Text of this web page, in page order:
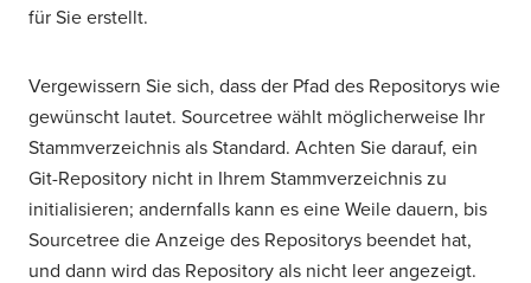
für Sie erstellt.
Vergewissern Sie sich, dass der Pfad des Repositorys wie
gewünscht lautet. Sourcetree wählt möglicherweise Ihr
Stammverzeichnis als Standard. Achten Sie darauf, ein
Git-Repository nicht in Ihrem Stammverzeichnis zu
initialisieren; andernfalls kann es eine Weile dauern, bis
Sourcetree die Anzeige des Repositorys beendet hat,
und dann wird das Repository als nicht leer angezeigt.